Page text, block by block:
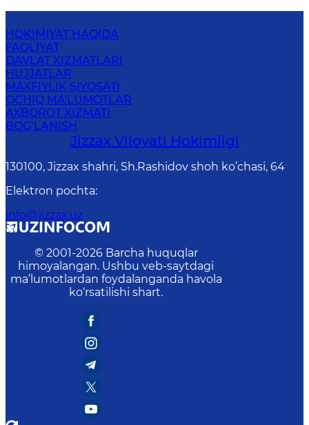
HOKIMIYAT HAQIDA
FAOLIYAT
DAVLAT XIZMATLARI
HUJJATLAR
MAXFIYLIK SIYOSATI
OCHIQ MA'LUMOTLAR
AXBOROT XIZMATI
BOG‘LANISH
Jizzах Vilоyati Hоkimligi
130100, Jizzax shahri, Sh.Rashidov shoh ko’chasi, 64
Elektron pochta:
info@jizzax.uz
© 2001-2026 Barcha huquqlar
himoyalangan. Ushbu veb-saytdagi
ma’lumotlardan foydalanganda havola
ko‘rsatilishi shart.